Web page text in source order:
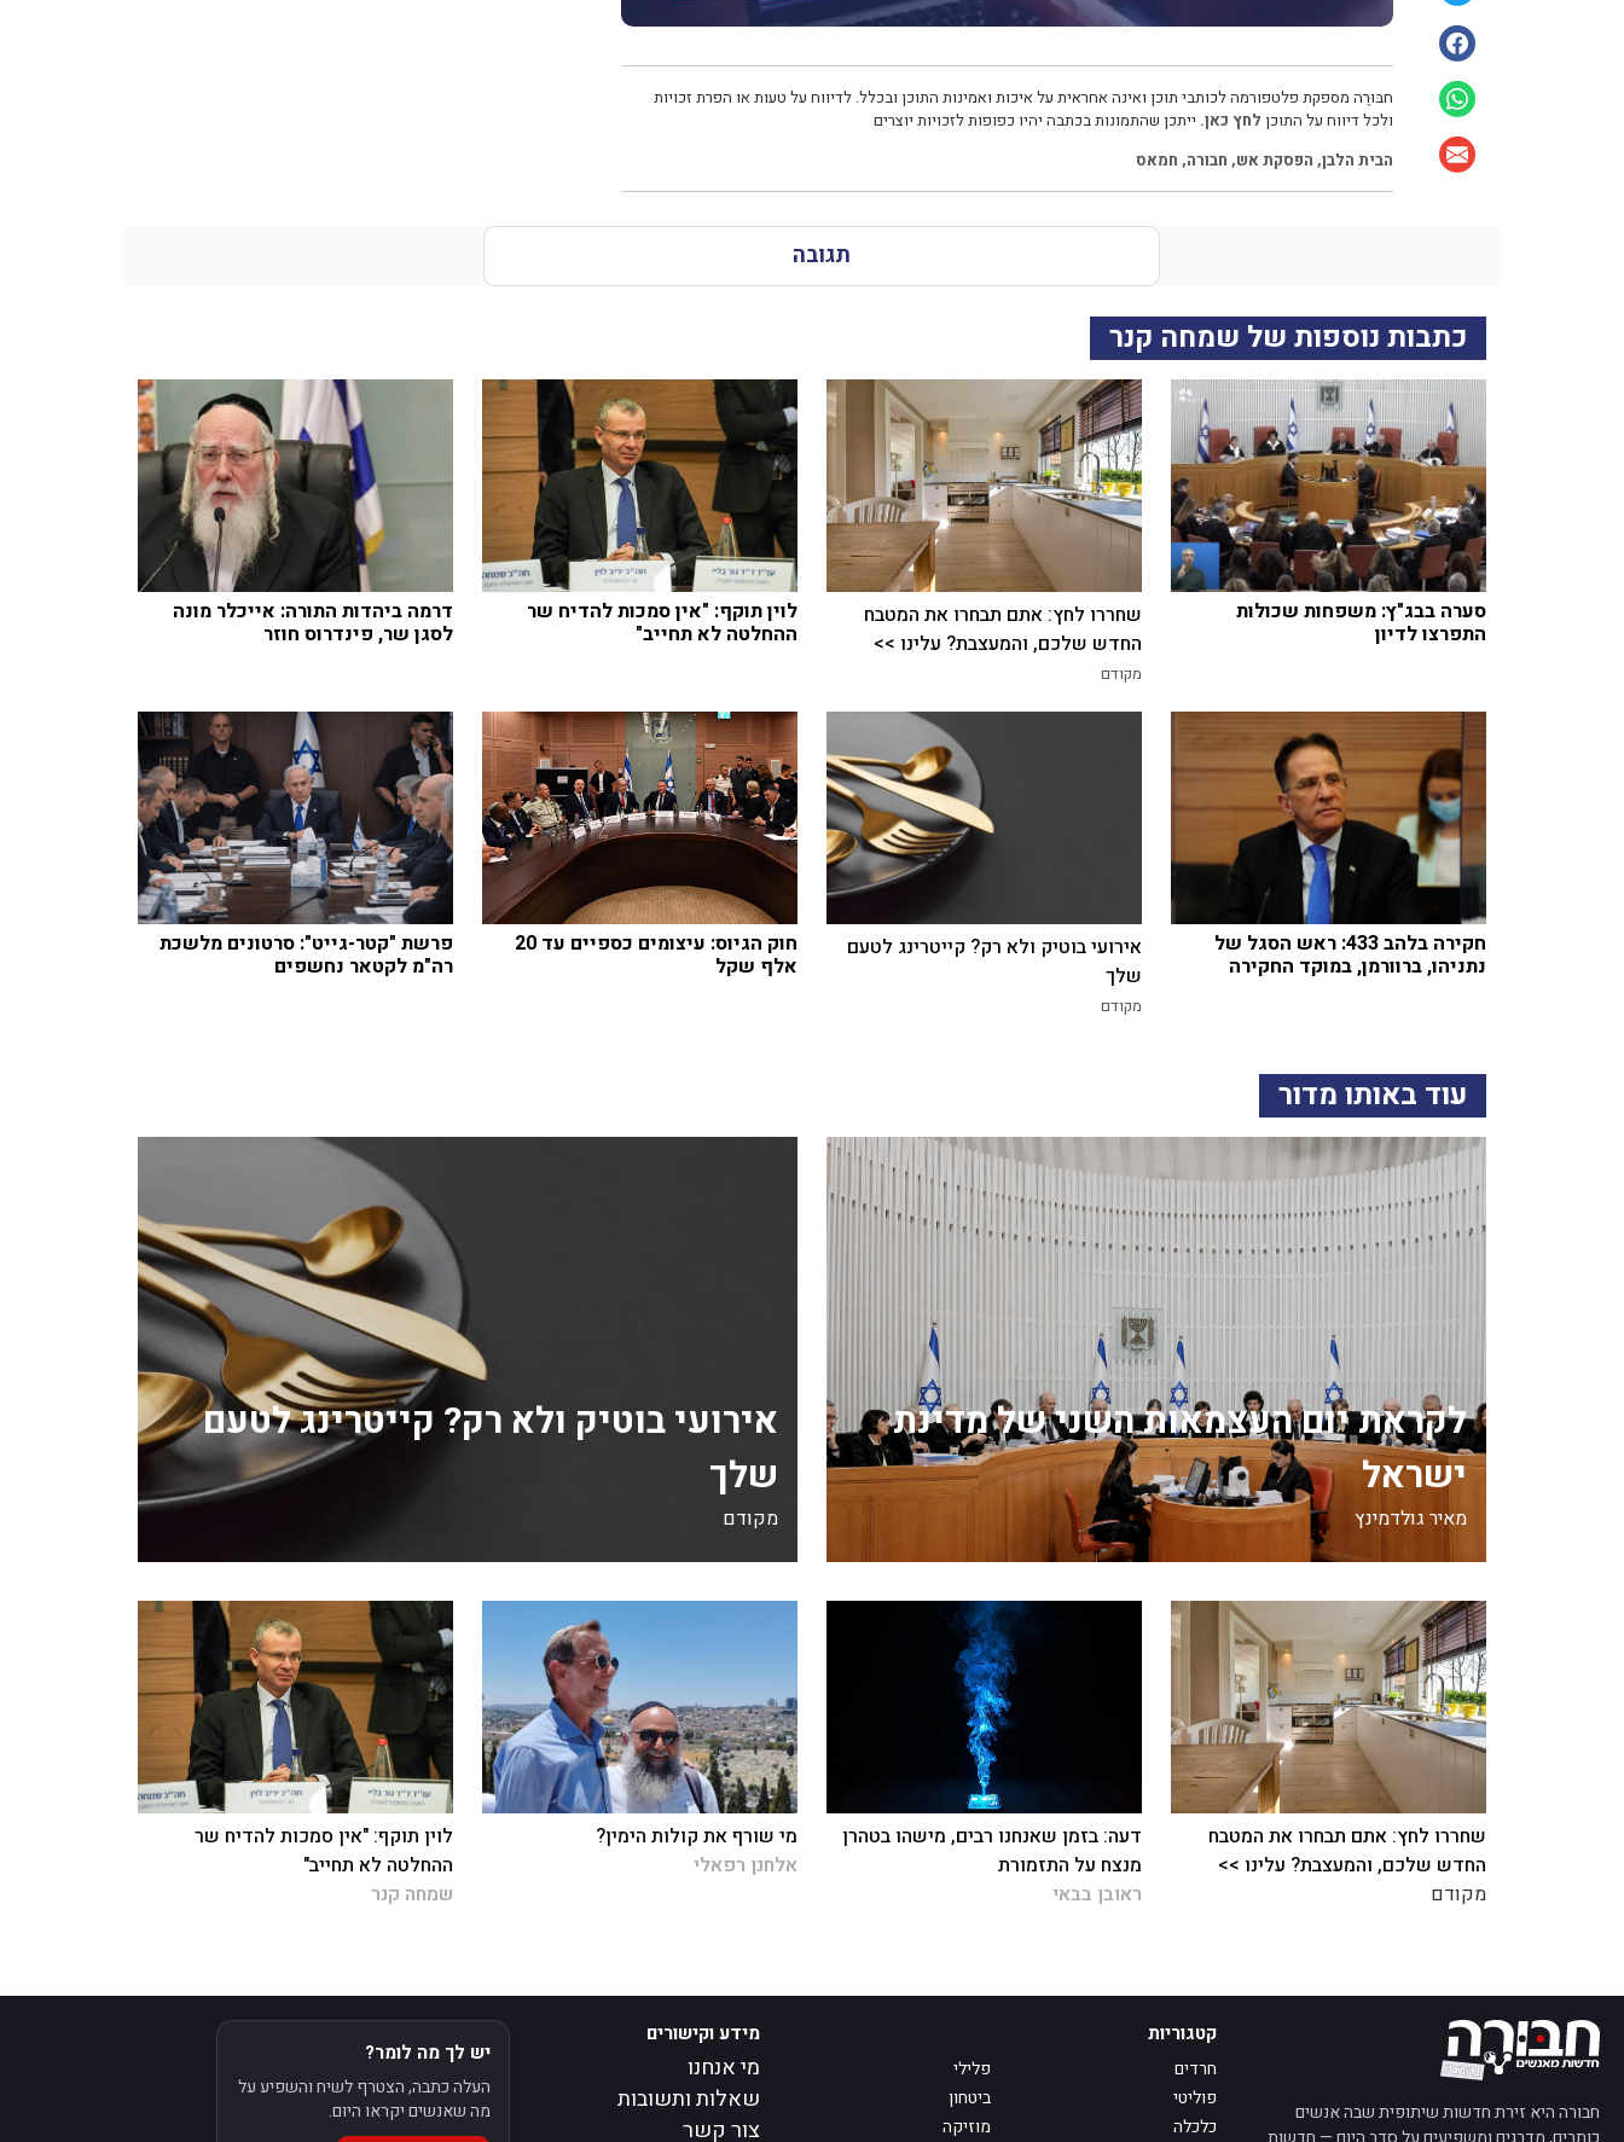
חבּוּרֶה מספקת פלטפורמה לכותבי תוכן ואינה אחראית על איכות ואמינות התוכן ובכלל. לדיווח על טעות או הפרת זכויות
ולכל דיווח על התוכן לחץ כאן. ייתכן שהתמונות בכתבה יהיו כפופות לזכויות יוצרים
הבית הלבן, הפסקת אש, חבורה, חמאס
תגובה
כתבות נוספות של שמחה קנר
סערה בבג"ץ: משפחות שכולות
התפרצו לדיון
שחררו לחץ: אתם תבחרו את המטבח
החדש שלכם, והמעצבת? עלינו >>
מקודם
לוין תוקף: "אין סמכות להדיח שר
ההחלטה לא תחייב"
דרמה ביהדות התורה: אייכלר מונה
לסגן שר, פינדרוס חוזר
חקירה בלהב 433: ראש הסגל של
נתניהו, ברוורמן, במוקד החקירה
אירועי בוטיק ולא רק? קייטרינג לטעם
שלך
מקודם
חוק הגיוס: עיצומים כספיים עד 20
אלף שקל
פרשת "קטר-גייט": סרטונים מלשכת
רה"מ לקטאר נחשפים
עוד באותו מדור
לקראת יום העצמאות השני של מדינת
ישראל
מאיר גולדמינץ
אירועי בוטיק ולא רק? קייטרינג לטעם
שלך
מקודם
שחררו לחץ: אתם תבחרו את המטבח
החדש שלכם, והמעצבת? עלינו >>
מקודם
דעה: בזמן שאנחנו רבים, מישהו בטהרן
מנצח על התזמורת
ראובן בבאי
מי שורף את קולות הימין?
אלחנן רפאלי
לוין תוקף: "אין סמכות להדיח שר
ההחלטה לא תחייב"
שמחה קנר
חבורה היא זירת חדשות שיתופית שבה אנשים
קטגוריות
חרדים
פלילי
פוליטי
ביטחון
כלכלה
מוזיקה
מידע וקישורים
מי אנחנו
שאלות ותשובות
צור קשר
יש לך מה לומר?
העלה כתבה, הצטרף לשיח והשפיע על
מה שאנשים יקראו היום.